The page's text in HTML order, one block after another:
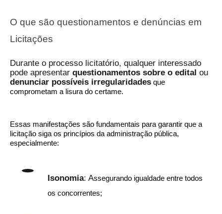
O que são questionamentos e denúncias em
Licitações
Durante o processo licitatório, qualquer interessado
pode apresentar questionamentos sobre o edital ou
denunciar possíveis irregularidades que
comprometam a lisura do certame.
Essas manifestações são fundamentais para garantir que a
licitação siga os princípios da administração pública,
especialmente:
Isonomia: Assegurando igualdade entre todos
os concorrentes;